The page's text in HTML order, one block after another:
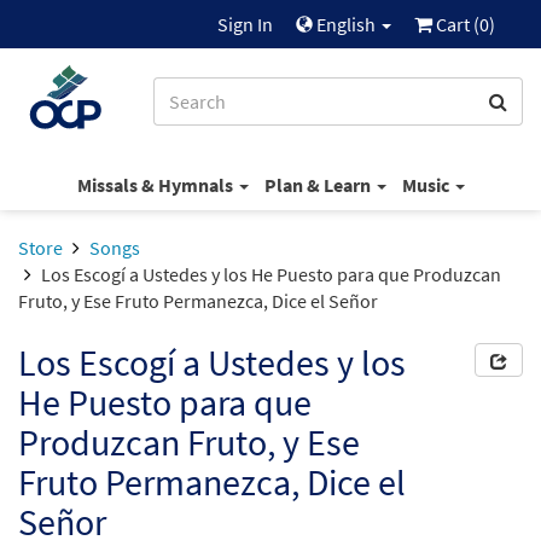
Sign In English Cart (0)
Missals & Hymnals Plan & Learn Music
Store
Songs
Los Escogí a Ustedes y los He Puesto para que Produzcan
Fruto, y Ese Fruto Permanezca, Dice el Señor
Los Escogí a Ustedes y los
He Puesto para que
Produzcan Fruto, y Ese
Fruto Permanezca, Dice el
Señor